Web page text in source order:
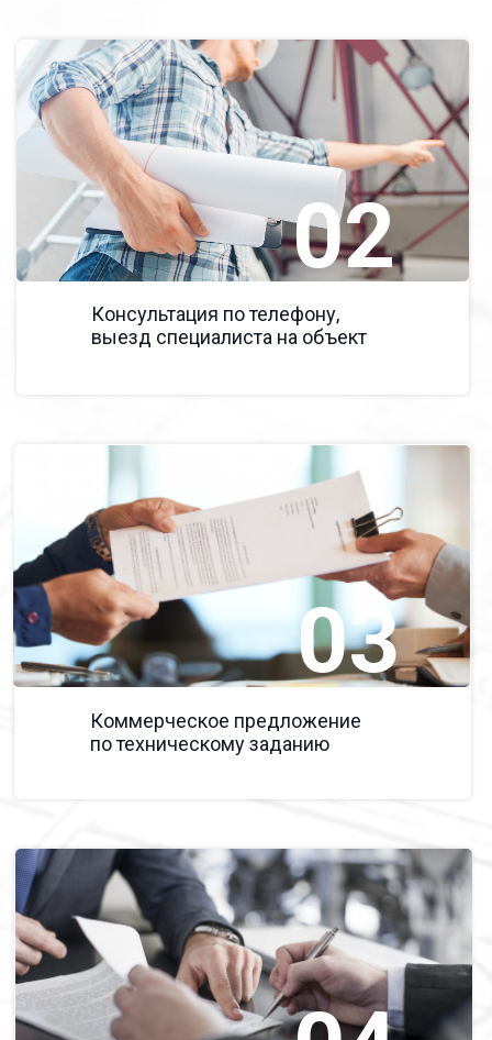
Консультация по телефону,
выезд специалиста на объект
02
Коммерческое предложение
по техническому заданию
03